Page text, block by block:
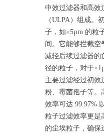
中效过滤器和高效
（ULPA）组成。
子，如≥5μm 的粒
间。它能够拦截空
减轻后续过滤器的
径的粒子，对于
主要过滤经过初效
粉、霉菌孢子等。
效率可达 99.97%
粒子过滤效率更是
的尘埃粒子，确保